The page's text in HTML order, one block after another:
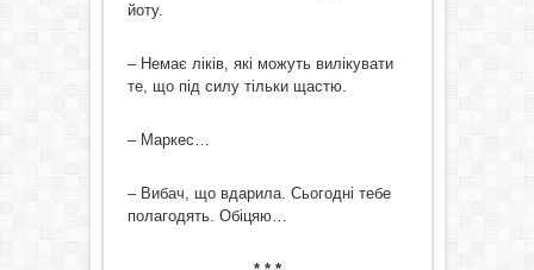
йоту.
– Немає ліків, які можуть вилікувати
те, що під силу тільки щастю.
– Маркес…
– Вибач, що вдарила. Сьогодні тебе
полагодять. Обіцяю…